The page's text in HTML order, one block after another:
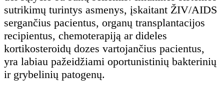
sutrikimų turintys asmenys, įskaitant ŽIV/AIDS
sergančius pacientus, organų transplantacijos
recipientus, chemoterapiją ar dideles
kortikosteroidų dozes vartojančius pacientus,
yra labiau pažeidžiami oportunistinių bakterinių
ir grybelinių patogenų.